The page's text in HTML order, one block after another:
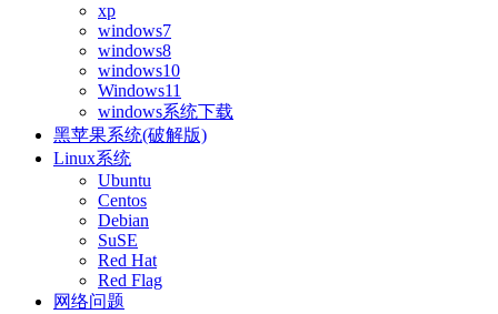
xp
windows7
windows8
windows10
Windows11
windows系统下载
黑苹果系统(破解版)
Linux系统
Ubuntu
Centos
Debian
SuSE
Red Hat
Red Flag
网络问题